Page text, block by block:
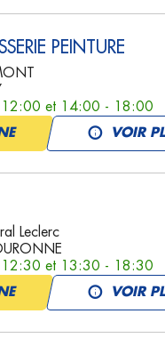
PEINTURE
et 14:00 - 18:00
VOIR
Leclerc
et 13:30 - 18:30
VOIR